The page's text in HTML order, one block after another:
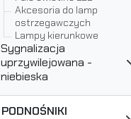
Akcesoria do lamp
ostrzegawczych
Lampy kierunkowe
Sygnalizacja
uprzywilejowana -
niebieska
PODNOŚNIKI